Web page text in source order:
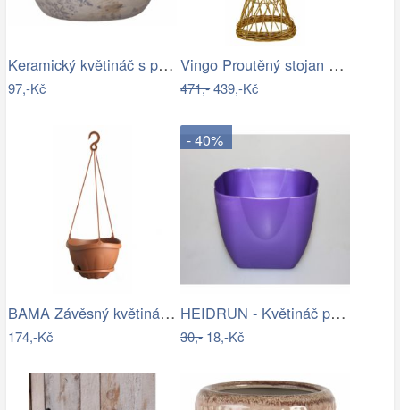
Keramický květináč s popraskáním Melun …
97,-Kč
Vingo Proutěný stojan na květiny…
471,-439,-Kč
BAMA Závěsný květináč s miskou GONDOLA…
174,-Kč
- 40%
HEIDRUN - Květináč plast 13x13cm různé…
30,-18,-Kč